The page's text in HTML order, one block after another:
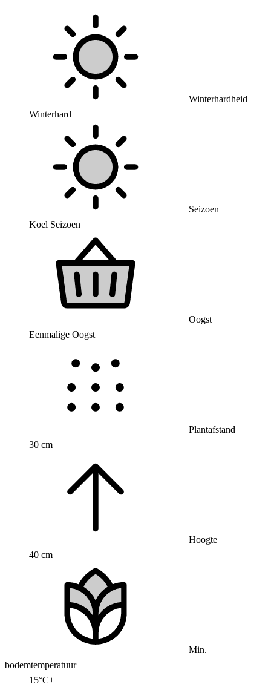
Winterhardheid
Winterhard
Seizoen
Koel Seizoen
Oogst
Eenmalige Oogst
Plantafstand
30 cm
Hoogte
40 cm
Min.
bodemtemperatuur
15°C+